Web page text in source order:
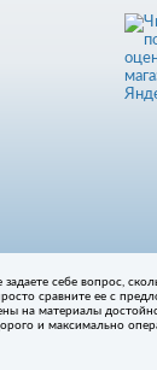
задаете себе вопрос,
сравните ее с
на материалы
и максимально